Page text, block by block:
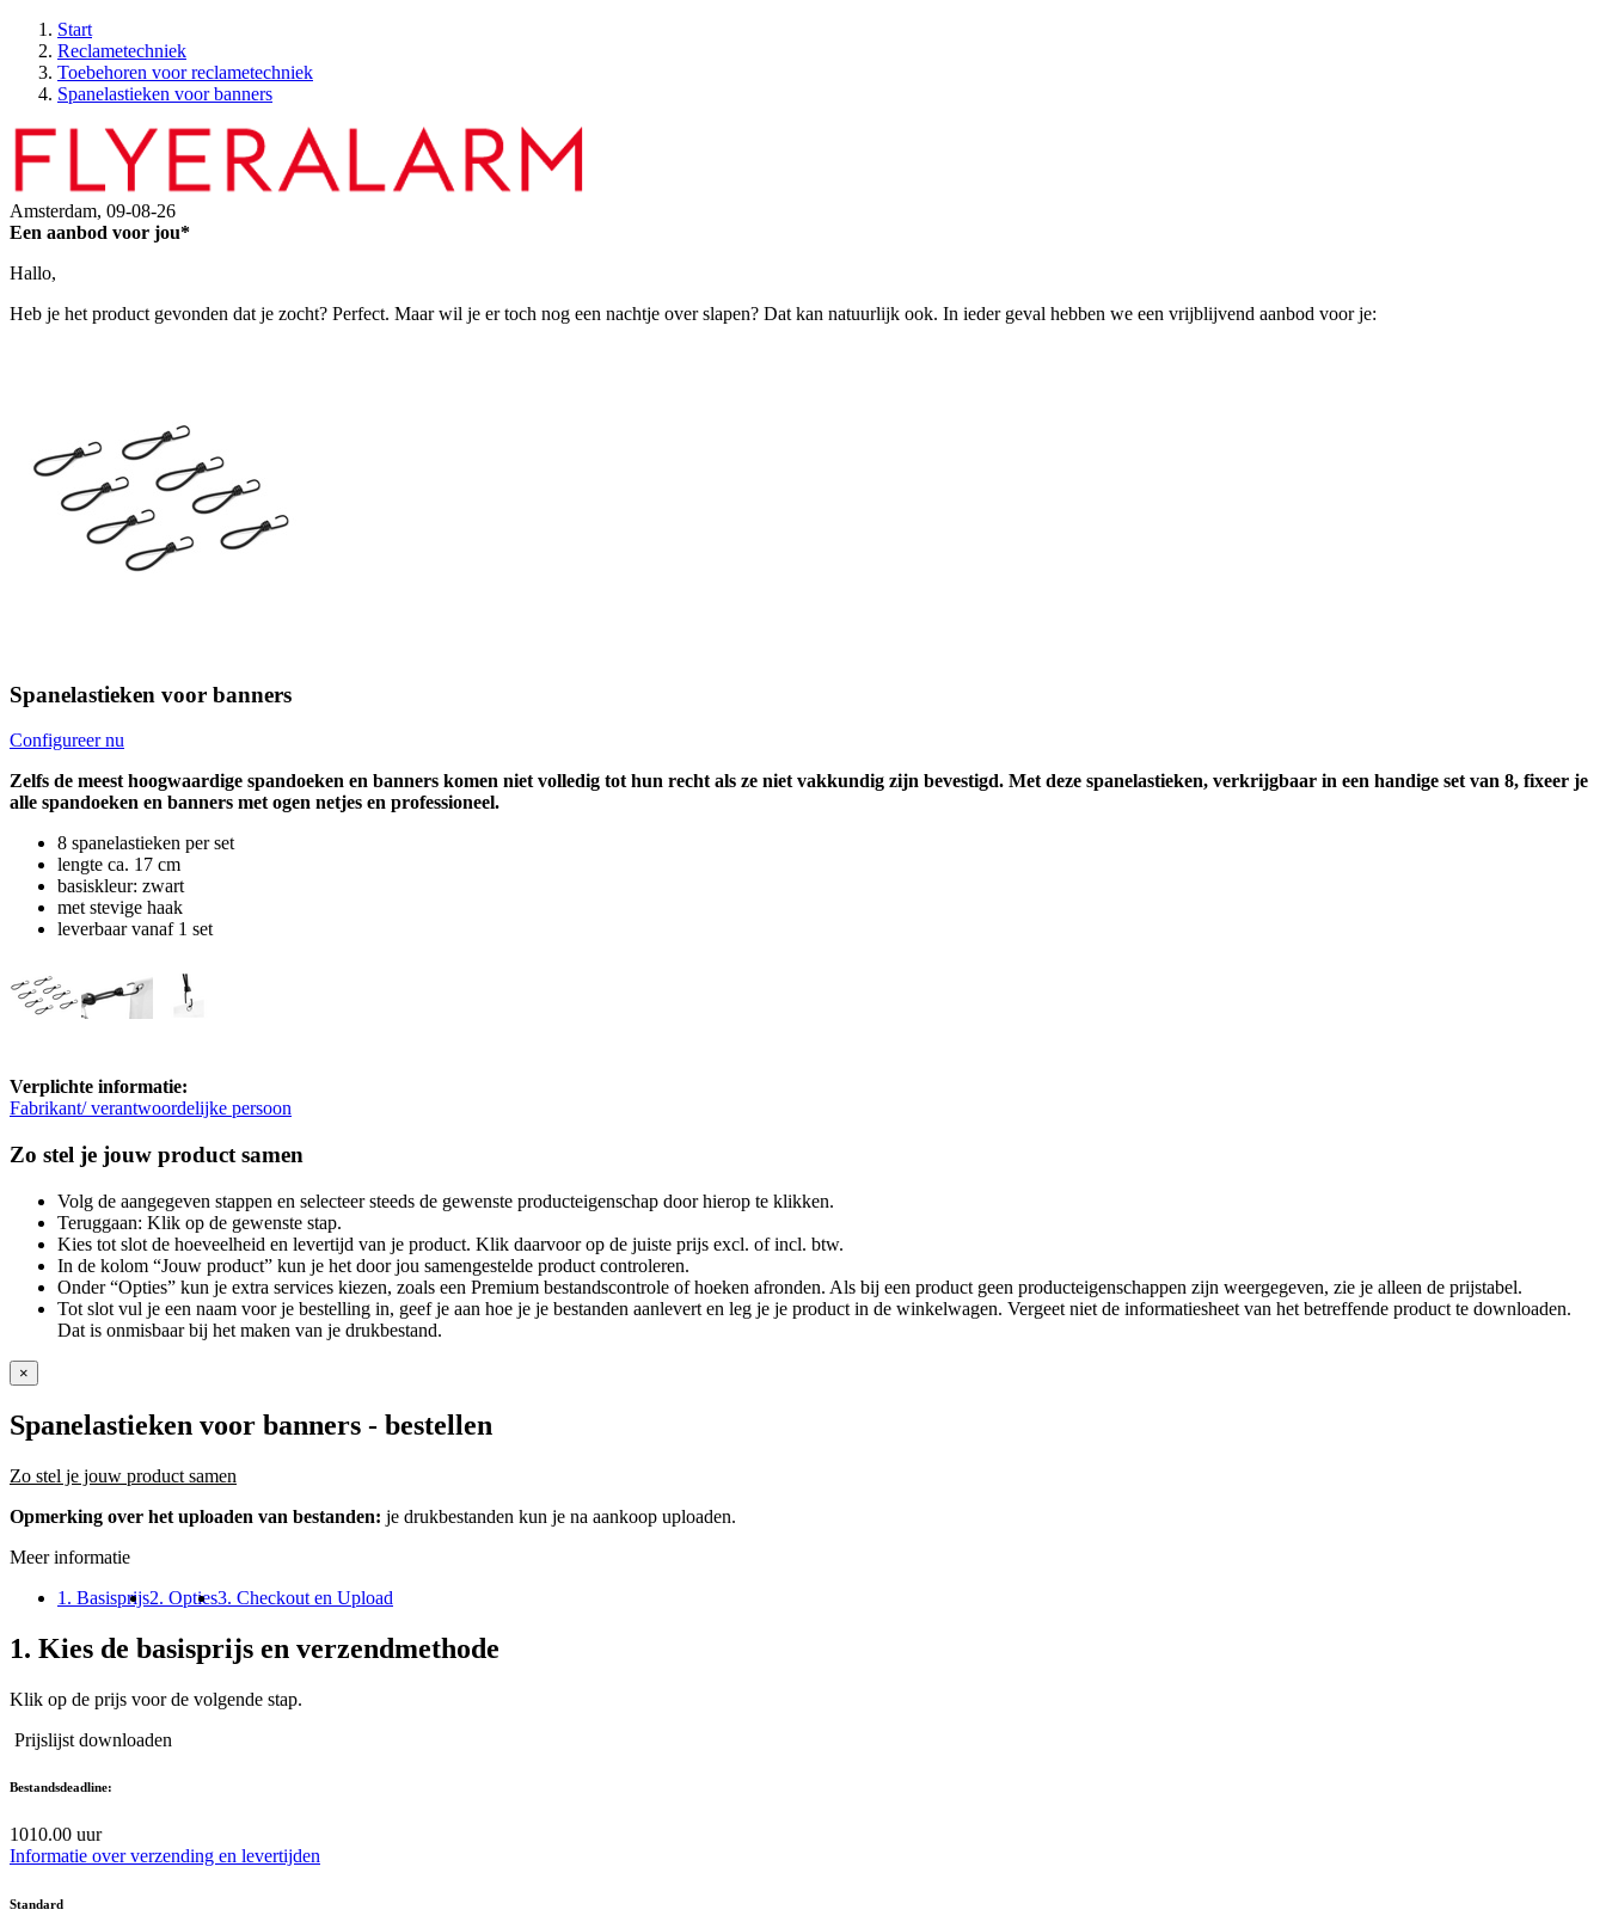
Start
Reclametechniek
Toebehoren voor reclametechniek
Spanelastieken voor banners
Amsterdam, 09-08-26
Een aanbod voor jou*
Hallo,
Heb je het product gevonden dat je zocht? Perfect. Maar wil je er toch nog een nachtje over slapen? Dat kan natuurlijk ook. In ieder geval hebben we een vrijblijvend aanbod voor je:
Spanelastieken voor banners
Configureer nu
Zelfs de meest hoogwaardige spandoeken en banners komen niet volledig tot hun recht als ze niet vakkundig zijn bevestigd. Met deze spanelastieken, verkrijgbaar in een handige set van 8, fixeer je
alle spandoeken en banners met ogen netjes en professioneel.
8 spanelastieken per set
lengte ca. 17 cm
basiskleur: zwart
met stevige haak
leverbaar vanaf 1 set
Verplichte informatie:
Fabrikant/ verantwoordelijke persoon
Zo stel je jouw product samen
Volg de aangegeven stappen en selecteer steeds de gewenste producteigenschap door hierop te klikken.
Teruggaan: Klik op de gewenste stap.
Kies tot slot de hoeveelheid en levertijd van je product. Klik daarvoor op de juiste prijs excl. of incl. btw.
In de kolom “Jouw product” kun je het door jou samengestelde product controleren.
Onder “Opties” kun je extra services kiezen, zoals een Premium bestandscontrole of hoeken afronden. Als bij een product geen producteigenschappen zijn weergegeven, zie je alleen de prijstabel.
Tot slot vul je een naam voor je bestelling in, geef je aan hoe je je bestanden aanlevert en leg je je product in de winkelwagen. Vergeet niet de informatiesheet van het betreffende product te downloaden.
Dat is onmisbaar bij het maken van je drukbestand.
×
Spanelastieken voor banners - bestellen
Zo stel je jouw product samen
Opmerking over het uploaden van bestanden: je drukbestanden kun je na aankoop uploaden.
Meer informatie
1. Basisprijs2. Opties3. Checkout en Upload
1. Kies de basisprijs en verzendmethode
Klik op de prijs voor de volgende stap.
Prijslijst downloaden
Bestandsdeadline:
1010.00 uur
Informatie over verzending en levertijden
Standard